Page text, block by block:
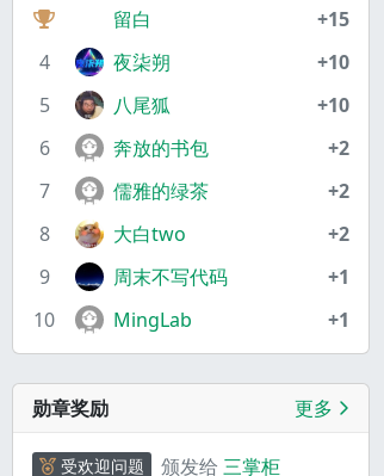
留白
+15
4
夜柒朔
+10
5
八尾狐
+10
6
奔放的书包
+2
7
儒雅的绿茶
+2
8
大白two
+2
9
周末不写代码
+1
10
MingLab +1
勋章奖励 更多
受欢迎问题 颁发给 三掌柜